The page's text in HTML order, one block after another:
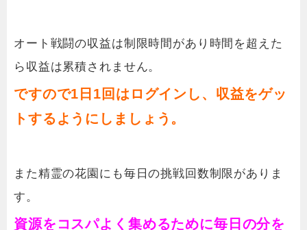
オート戦闘の収益は制限時間があり時間を超えた
ら収益は累積されません。
ですので1日1回はログインし、収益をゲッ
トするようにしましょう。
また精霊の花園にも毎日の挑戦回数制限がありま
す。
資源をコスパよく集めるために毎日の分を